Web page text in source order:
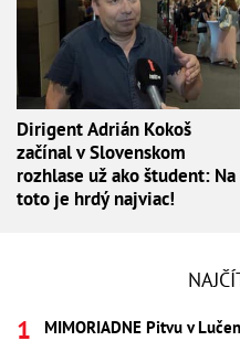
Dirigent Adrián Kokoš
začínal v Slovenskom
rozhlase už ako študent: Na
toto je hrdý najviac!
MIMORIADNE Pitvu v